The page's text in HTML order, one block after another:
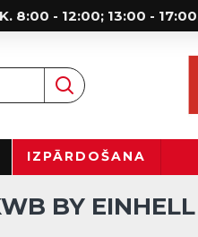
8:00 - 12:00; 13:00 -
IZPĀRDOŠANA
BY